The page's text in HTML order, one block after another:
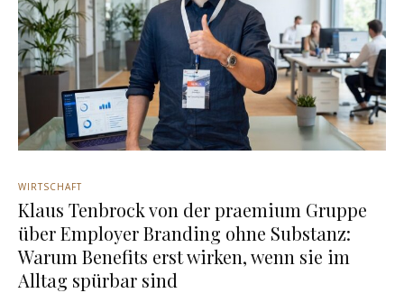
WIRTSCHAFT
Klaus Tenbrock von der praemium Gruppe
über Employer Branding ohne Substanz:
Warum Benefits erst wirken, wenn sie im
Alltag spürbar sind